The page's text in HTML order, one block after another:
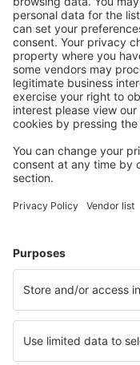
Ladda ner
Planera din resa
Billiga flyg
Weekendresor
Flyg+Hotell
Hotell
Transfer
Sevärdheter